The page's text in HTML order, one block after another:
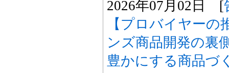
2026年07月02日 [
【プロバイヤー
ンズ商品開発の裏
豊かにする商品づ